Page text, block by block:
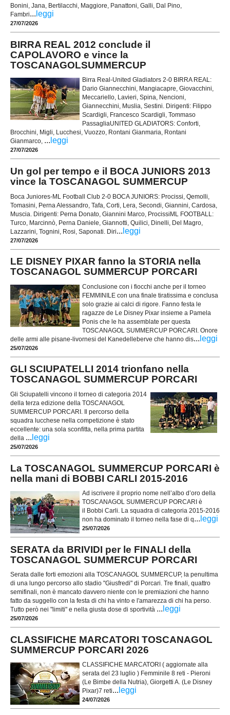
Bonini, Jana, Bertilacchi, Maggiore, Panattoni, Galli, Dal Pino,
Fambri... leggi
27/07/2026
BIRRA REAL 2012 conclude il
CAPOLAVORO e vince la
TOSCANAGOLSUMMERCUP
Birra Real-United Gladiators 2-0 BIRRA REAL:
Dario Giannecchini, Mangiacapre, Giovacchini,
Meccariello, Lavieri, Spina, Nencioni,
Giannecchini, Muslia, Sestini. Dirigenti: Filippo
Scardigli, Francesco Scardigli, Tommaso
PassagliaUNITED GLADIATORS: Conforti,
Brocchini, Migli, Lucchesi, Vuozzo, Rontani Gianmaria, Rontani
Gianmarco, ... leggi
27/07/2026
Un gol per tempo e il BOCA JUNIORS 2013
vince la TOSCANAGOL SUMMERCUP
Boca Juniores-ML Football Club 2-0 BOCA JUNIORS: Procissi, Qemolli,
Tomasini, Perna Alessandro, Tafa, Corti, Lera, Secondi, Giannini, Cardosa,
Muscia. Dirigenti: Perna Donato, Giannini Marco, ProcissiML FOOTBALL:
Turco, Marcinnò, Perna Daniele, Giannotti, Quilici, Dinelli, Del Magro,
Lazzarini, Tognini, Rosi, Saponati. Diri... leggi
27/07/2026
LE DISNEY PIXAR fanno la STORIA nella
TOSCANAGOL SUMMERCUP PORCARI
Conclusione con i fiocchi anche per il torneo
FEMMINILE con una finale tiratissima e conclusa
solo grazie ai calci di rigore. Fanno festa le
ragazze de Le Disney Pixar insieme a Pamela
Ponis che le ha assemblate per questa
TOSCANAGOL SUMMERCUP PORCARI. Onore
delle armi alle pisane-livornesi del Kanedelleberve che hanno dis... leggi
25/07/2026
GLI SCIUPATELLI 2014 trionfano nella
TOSCANAGOL SUMMERCUP PORCARI
Gli Sciupatelli vincono il torneo di categoria 2014
della terza edizione della TOSCANAGOL
SUMMERCUP PORCARI. Il percorso della
squadra lucchese nella competizione è stato
eccellente: una sola sconfitta, nella prima partita
della ... leggi
25/07/2026
La TOSCANAGOL SUMMERCUP PORCARI è
nella mani di BOBBI CARLI 2015-2016
Ad iscrivere il proprio nome nell’albo d’oro della
TOSCANAGOL SUMMERCUP PORCARI è
il Bobbi Carli. La squadra di categoria 2015-2016
non ha dominato il torneo nella fase di q... leggi
25/07/2026
SERATA da BRIVIDI per le FINALI della
TOSCANAGOL SUMMERCUP PORCARI
Serata dalle forti emozioni alla TOSCANAGOL SUMMERCUP, la penultima
di una lungo percorso allo stadio "Giusfredi" di Porcari. Tre finali, quattro
semifinali, non è mancato davvero niente con le premiazioni che hanno
fatto da suggello con la festa di chi ha vinto e l'amarezza di chi ha perso.
Tutto però nei "limiti" e nella giusta dose di sportività ... leggi
25/07/2026
CLASSIFICHE MARCATORI TOSCANAGOL
SUMMERCUP PORCARI 2026
CLASSIFICHE MARCATORI ( aggiornate alla
serata del 23 luglio ) Femminile 8 reti - Pieroni
(Le Bimbe della Nutria), Giorgetti A. (Le Disney
Pixar)7 reti... leggi
24/07/2026